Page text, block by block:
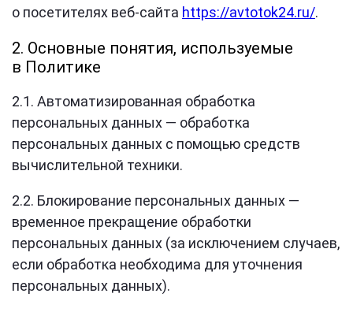
о посетителях веб-сайта https://avtotok24.ru/.
2. Основные понятия, используемые
в Политике
2.1. Автоматизированная обработка
персональных данных — обработка
персональных данных с помощью средств
вычислительной техники.
2.2. Блокирование персональных данных —
временное прекращение обработки
персональных данных (за исключением случаев,
если обработка необходима для уточнения
персональных данных).